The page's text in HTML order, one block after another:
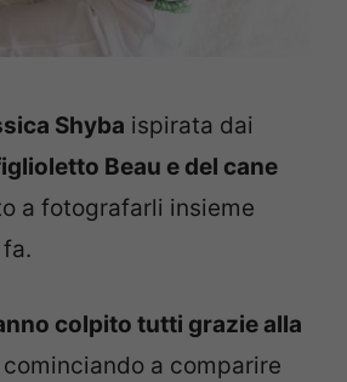
Shyba ispirata dai
Beau e del cane
a fotografarli insieme
colpito tutti grazie alla
cominciando a comparire